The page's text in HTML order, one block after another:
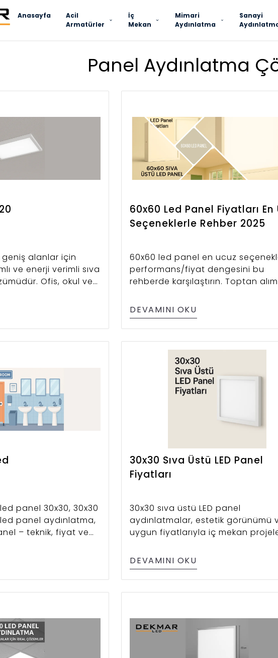
Anasayfa
Acil
Armatürler
İç
Mekan
Mimari
Aydınlatma
Sanayi
Panel Aydınlatma
geniş alanlar için
ve enerji verimli sıva
Ofis, okul ve
60x60 Led Panel Fiyatları En
Seçeneklerle Rehber 2025
60x60 led panel en ucuz
performans/fiyat dengesini bu
rehberde karşılaştırın. Toptan
beraber.
DEVAMINI OKU
panel 30x30, 30x30
panel aydınlatma,
– teknik, fiyat ve
30x30 Sıva Üstü LED Panel
Fiyatları
30x30 sıva üstü LED panel
aydınlatmalar, estetik görünümü
uygun fiyatlarıyla iç mekan
burada!
DEVAMINI OKU